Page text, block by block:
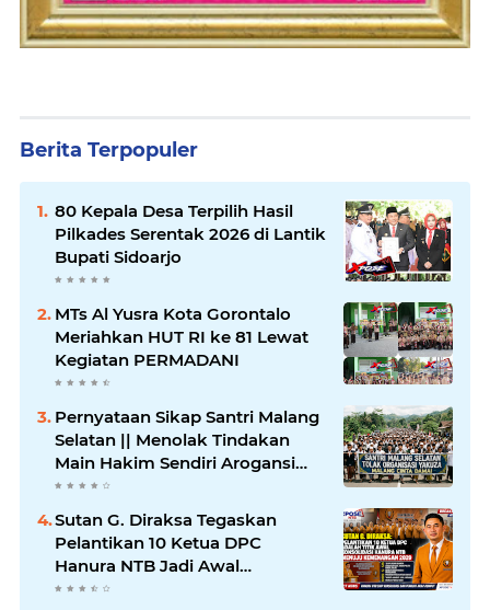
Berita Terpopuler
80 Kepala Desa Terpilih Hasil
Pilkades Serentak 2026 di Lantik
Bupati Sidoarjo
MTs Al Yusra Kota Gorontalo
Meriahkan HUT RI ke 81 Lewat
Kegiatan PERMADANI
Pernyataan Sikap Santri Malang
Selatan || Menolak Tindakan
Main Hakim Sendiri Arogansi
Ormas Yakuza Maneges
Sutan G. Diraksa Tegaskan
Pelantikan 10 Ketua DPC
Hanura NTB Jadi Awal
Konsolidasi Besar Menuju